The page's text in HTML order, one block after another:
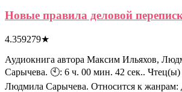
Новые правила деловой
4.359279★
Аудиокнига автора Максим Ильяхов,
Сарычева. 🕙: 6 ч. 00 мин. 42 сек..
Людмила Сарычева. Относится к жанрам: